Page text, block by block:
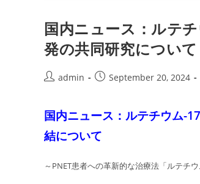
年
11
月
10
日
SCAN
グ
ル
調
内
国内ニュース：ルテ
発の共同研究について
Postadmin
PostSeptember 20, 2024
国内ニュース：ルテチウム-
結について
～PNET患者への革新的な治療法「ルテチ